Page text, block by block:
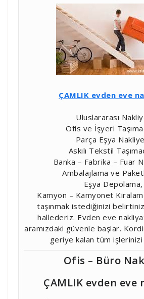
ÇAMLIK evden eve
Uluslararası
Ofis ve İşyeri
Parça Eşya
Askılı Tekstil
Banka – Fabrika – Fuar
Ambalajlama ve
Eşya Depolama,
Kamyon – Kamyonet
taşınmak istediğinizi
hallederiz. Evden eve
aramızdaki güvenle başlar.
geriye kalan tüm
Ofis – Büro
ÇAMLIK evden eve